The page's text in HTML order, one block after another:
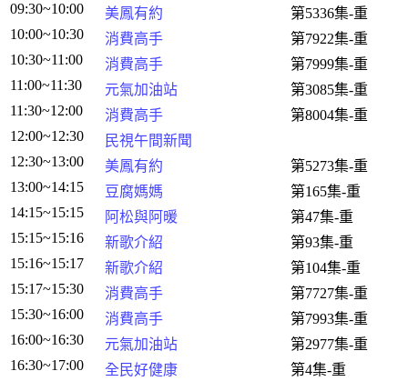
09:30~10:00
美鳳有約
第5336集-重
10:00~10:30
消費高手
第7922集-重
10:30~11:00
消費高手
第7999集-重
11:00~11:30
元氣加油站
第3085集-重
11:30~12:00
消費高手
第8004集-重
12:00~12:30
民視午間新聞
12:30~13:00
美鳳有約
第5273集-重
13:00~14:15
豆腐媽媽
第165集-重
14:15~15:15
阿松與阿暖
第47集-重
15:15~15:16
新歌介紹
第93集-重
15:16~15:17
新歌介紹
第104集-重
15:17~15:30
消費高手
第7727集-重
15:30~16:00
消費高手
第7993集-重
16:00~16:30
元氣加油站
第2977集-重
16:30~17:00
全民好健康
第4集-重